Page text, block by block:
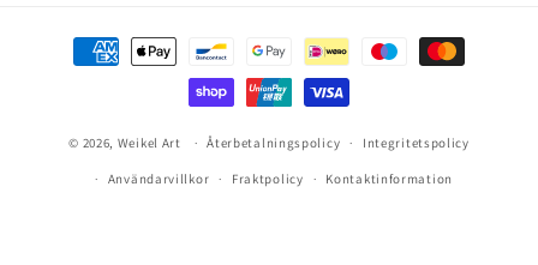
Betalningsmetoder
© 2026, Weikel Art Återbetalningspolicy Integritetspolicy
Användarvillkor Fraktpolicy Kontaktinformation